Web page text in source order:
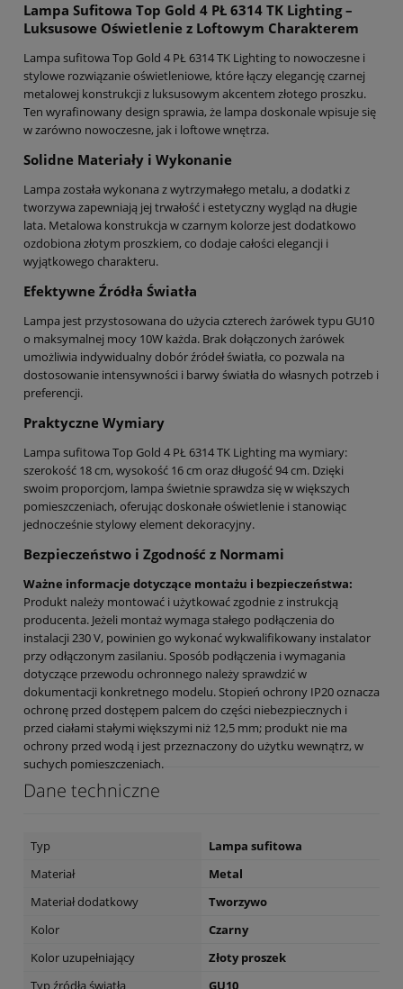
Lampa Sufitowa Top Gold 4 PŁ 6314 TK Lighting –
Luksusowe Oświetlenie z Loftowym Charakterem
Lampa sufitowa Top Gold 4 PŁ 6314 TK Lighting to nowoczesne i
stylowe rozwiązanie oświetleniowe, które łączy elegancję czarnej
metalowej konstrukcji z luksusowym akcentem złotego proszku.
Ten wyrafinowany design sprawia, że lampa doskonale wpisuje się
w zarówno nowoczesne, jak i loftowe wnętrza.
Solidne Materiały i Wykonanie
Lampa została wykonana z wytrzymałego metalu, a dodatki z
tworzywa zapewniają jej trwałość i estetyczny wygląd na długie
lata. Metalowa konstrukcja w czarnym kolorze jest dodatkowo
ozdobiona złotym proszkiem, co dodaje całości elegancji i
wyjątkowego charakteru.
Efektywne Źródła Światła
Lampa jest przystosowana do użycia czterech żarówek typu GU10
o maksymalnej mocy 10W każda. Brak dołączonych żarówek
umożliwia indywidualny dobór źródeł światła, co pozwala na
dostosowanie intensywności i barwy światła do własnych potrzeb i
preferencji.
Praktyczne Wymiary
Lampa sufitowa Top Gold 4 PŁ 6314 TK Lighting ma wymiary:
szerokość 18 cm, wysokość 16 cm oraz długość 94 cm. Dzięki
swoim proporcjom, lampa świetnie sprawdza się w większych
pomieszczeniach, oferując doskonałe oświetlenie i stanowiąc
jednocześnie stylowy element dekoracyjny.
Bezpieczeństwo i Zgodność z Normami
Ważne informacje dotyczące montażu i bezpieczeństwa:
Produkt należy montować i użytkować zgodnie z instrukcją
producenta. Jeżeli montaż wymaga stałego podłączenia do
instalacji 230 V, powinien go wykonać wykwalifikowany instalator
przy odłączonym zasilaniu. Sposób podłączenia i wymagania
dotyczące przewodu ochronnego należy sprawdzić w
dokumentacji konkretnego modelu. Stopień ochrony IP20 oznacza
ochronę przed dostępem palcem do części niebezpiecznych i
przed ciałami stałymi większymi niż 12,5 mm; produkt nie ma
ochrony przed wodą i jest przeznaczony do użytku wewnątrz, w
suchych pomieszczeniach.
Dane techniczne
Typ
Lampa sufitowa
Materiał
Metal
Materiał dodatkowy
Tworzywo
Kolor
Czarny
Kolor uzupełniający
Złoty proszek
Typ źródła światła
GU10